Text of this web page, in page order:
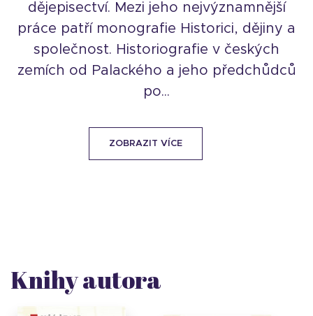
dějepisectví. Mezi jeho nejvýznamnější
práce patří monografie Historici, dějiny a
společnost. Historiografie v českých
zemích od Palackého a jeho předchůdců
po...
ZOBRAZIT VÍCE
Knihy autora